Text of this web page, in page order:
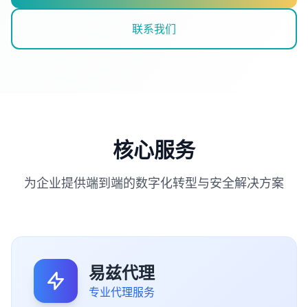
联系我们
核心服务
为企业提供端到端的数字化转型与安全解决方案
易兹代理
专业代理服务